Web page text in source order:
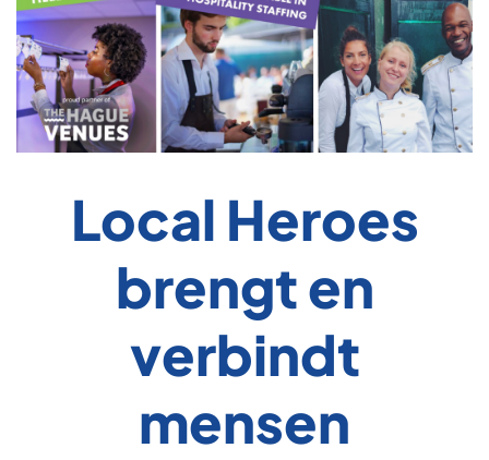
Local Heroes
brengt en
verbindt
mensen